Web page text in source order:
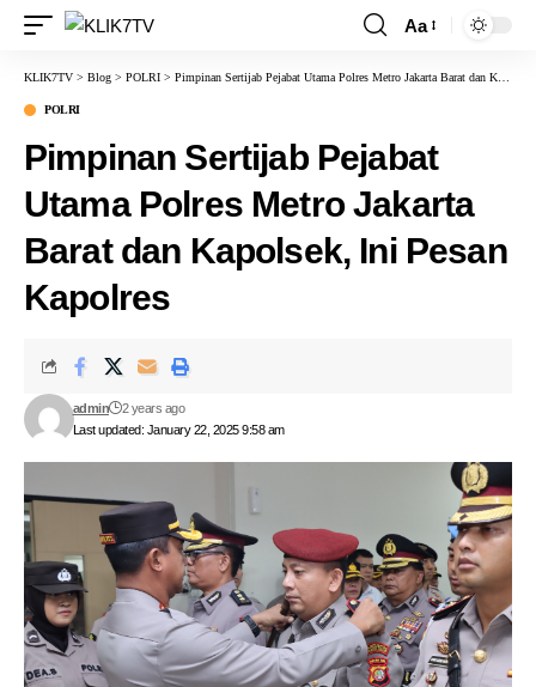
Aa
KLIK7TV > Blog > POLRI > Pimpinan Sertijab Pejabat Utama Polres Metro Jakarta Barat dan Kapolsek, Ini Pesan Kapolres
POLRI
Pimpinan Sertijab Pejabat
Utama Polres Metro Jakarta
Barat dan Kapolsek, Ini Pesan
Kapolres
Last updated: January 22, 2025 9:58 am
admin 2 years ago